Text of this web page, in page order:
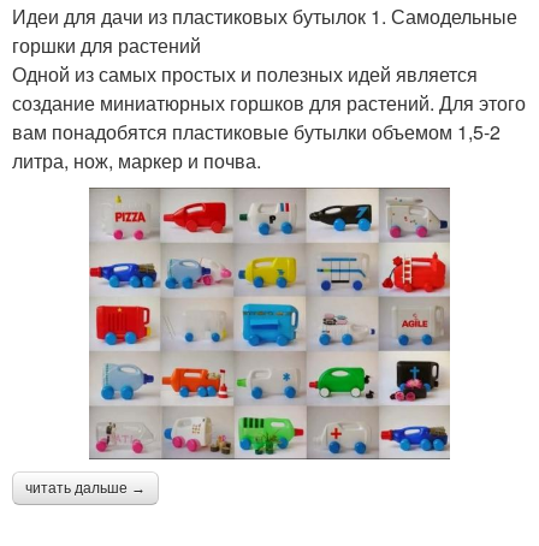
Идеи для дачи из пластиковых бутылок 1. Самодельные
горшки для растений
Одной из самых простых и полезных идей является
создание миниатюрных горшков для растений. Для этого
вам понадобятся пластиковые бутылки объемом 1,5-2
литра, нож, маркер и почва.
читать дальше →